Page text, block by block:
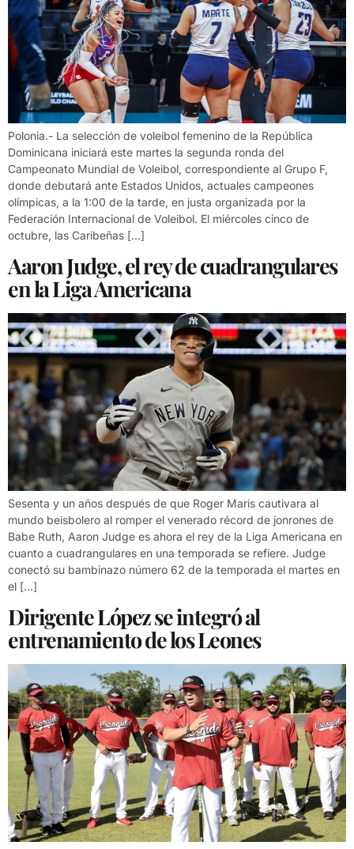
Polonia.- La selección de voleibol femenino de la República
Dominicana iniciará este martes la segunda ronda del
Campeonato Mundial de Voleibol, correspondiente al Grupo F,
donde debutará ante Estados Unidos, actuales campeones
olímpicas, a la 1:00 de la tarde, en justa organizada por la
Federación Internacional de Voleibol. El miércoles cinco de
octubre, las Caribeñas […]
Aaron Judge, el rey de cuadrangulares
en la Liga Americana
Sesenta y un años después de que Roger Maris cautivara al
mundo beisbolero al romper el venerado récord de jonrones de
Babe Ruth, Aaron Judge es ahora el rey de la Liga Americana en
cuanto a cuadrangulares en una temporada se refiere. Judge
conectó su bambinazo número 62 de la temporada el martes en
el […]
Dirigente López se integró al
entrenamiento de los Leones